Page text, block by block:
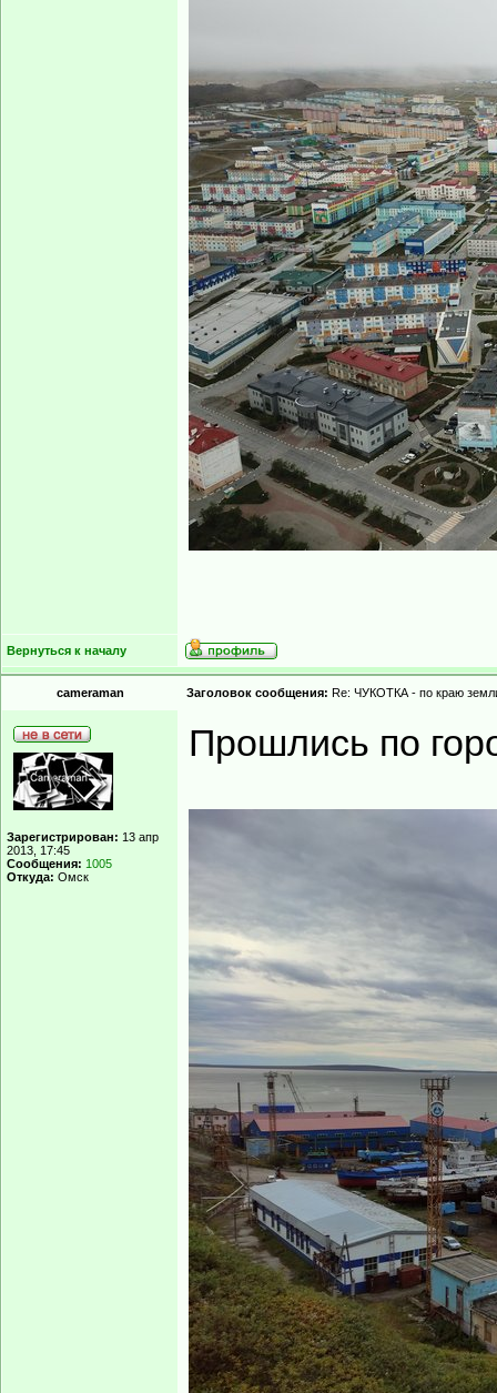
Вернуться к началу
cameraman Заголовок сообщения: Re: ЧУКОТКА - по краю
Зарегистрирован: 13 апр
2013, 17:45
Сообщения: 1005
Откуда: Омск
Прошлись по